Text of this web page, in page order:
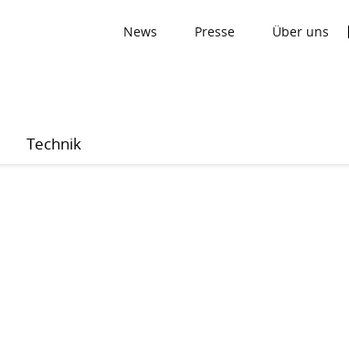
News Presse Über uns
Technik